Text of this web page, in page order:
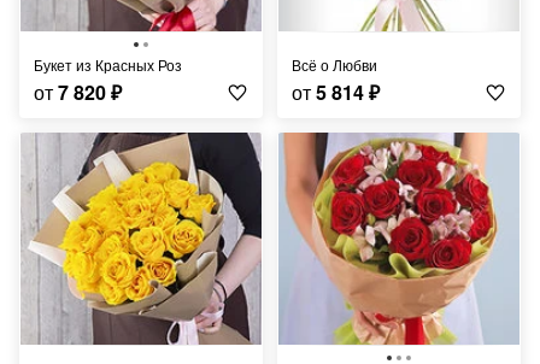
Букет из Красных Роз
от7 820₽
Всё о Любви
от5 814₽